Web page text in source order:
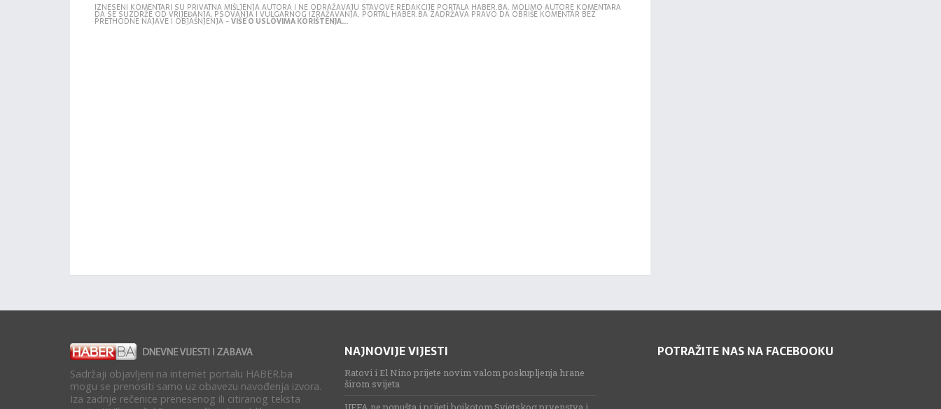
IZNESENI KOMENTARI SU PRIVATNA MIŠLJENJA AUTORA I NE ODRAŽAVAJU STAVOVE REDAKCIJE PORTALA HABER.BA. MOLIMO AUTORE KOMENTARA
DA SE SUZDRŽE OD VRIJEĐANJA, PSOVANJA I VULGARNOG IZRAŽAVANJA. PORTAL HABER.BA ZADRŽAVA PRAVO DA OBRIŠE KOMENTAR BEZ
PRETHODNE NAJAVE I OBJAŠNJENJA -VIŠE O USLOVIMA KORIŠTENJA...
Sadržaji objavljeni na internet portalu HABER.ba
mogu se prenositi samo uz obavezu navođenja izvora.
Iza zadnje rečenice prenesenog ili citiranog teksta
NAJNOVIJE VIJESTI
Ratovi i El Nino prijete novim valom poskupljenja hrane
širom svijeta
UEFA ne popušta i prijeti bojkotom Svjetskog prvenstva i
POTRAŽITE NAS NA FACEBOOKU